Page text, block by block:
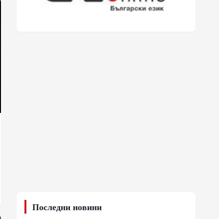
Последни новини